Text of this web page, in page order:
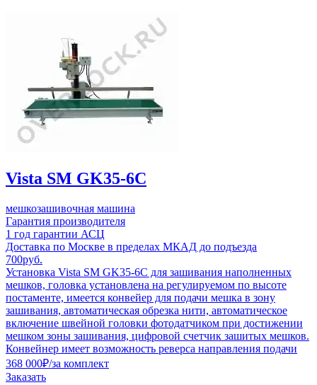
Vista SM GK35-6C
мешкозашивочная машина
Гарантия производителя
1 год гарантии АСЦ
Доставка по Москве в пределах МКАД до подъезда
700руб.
Установка Vista SM GK35-6C для зашивания наполненных
мешков, головка установлена на регулируемом по высоте
постаменте, имеется конвейер для подачи мешка в зону
зашивания, автоматическая обрезка нити, автоматическое
включение швейной головки фотодатчиком при достижении
мешком зоны зашивания, цифровой счетчик зашитых мешков.
Конвейнер имеет возможность реверса направления подачи
368 000₽/за комплект
Заказать